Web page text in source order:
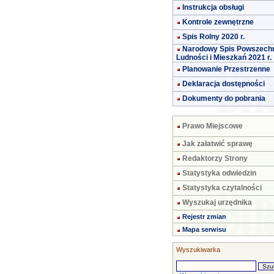
Instrukcja obsługi
Kontrole zewnętrzne
Spis Rolny 2020 r.
Narodowy Spis
Ludności i Mieszkań 2021 r.
Planowanie Przestrzenne
Deklaracja dostępności
Dokumenty do pobrania
Prawo Miejscowe
Jak załatwić sprawę
Redaktorzy Strony
Statystyka odwiedzin
Statystyka czytalności
Wyszukaj urzędnika
Rejestr zmian
Mapa serwisu
Wyszukiwarka